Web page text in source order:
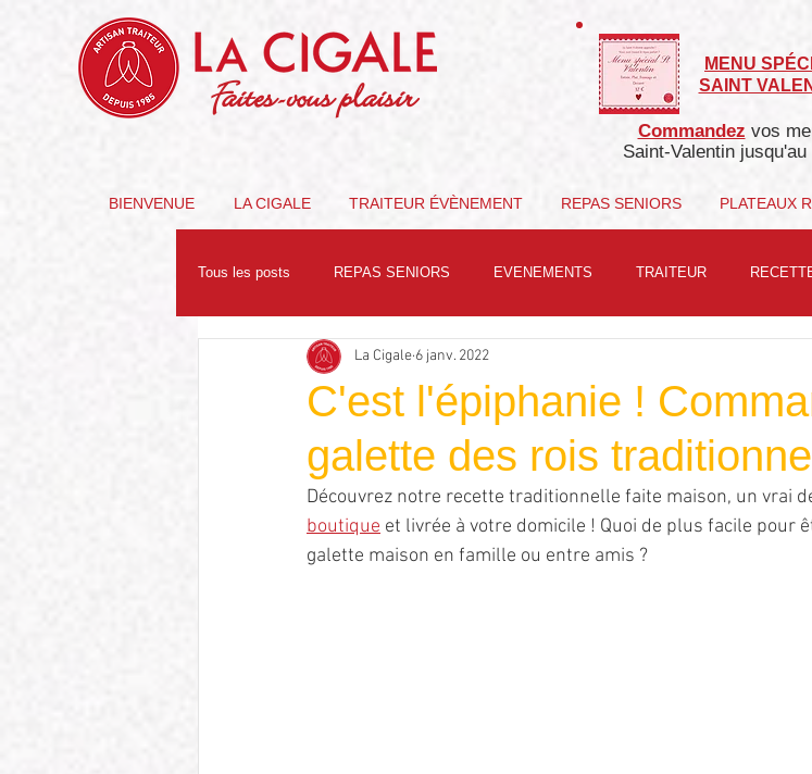
Faites-vous plaisir
MENU
SAINT
Commandez vos
Saint-Valentin j
BIENVENUE LA CIGALE TRAITEUR ÉVÈNEMENT REPAS SENIORS PLATEAUX
Tous les posts REPAS SENIORS EVENEMENTS TRAITEUR
PARTENAIRES NUTRITION
C'est l'épiphanie !
galette des rois
La Cigale 6 janv. 2022
Découvrez notre recette traditionnelle faite maison, un vrai
boutique et livrée à votre domicile ! Quoi de plus facile pour
galette maison en famille ou entre amis ?